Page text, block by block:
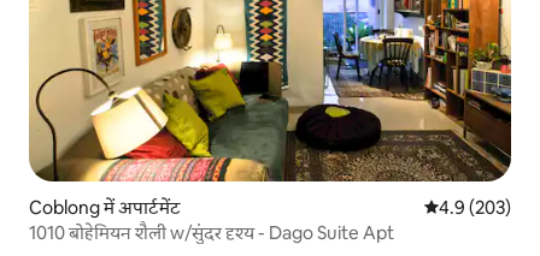
Coblong में अपार्टमेंट औसत रेटिंग 5 में
4.9 (203)
1010 बोहेमियन शैली w/सुंदर दृश्य - Dago Suite Apt